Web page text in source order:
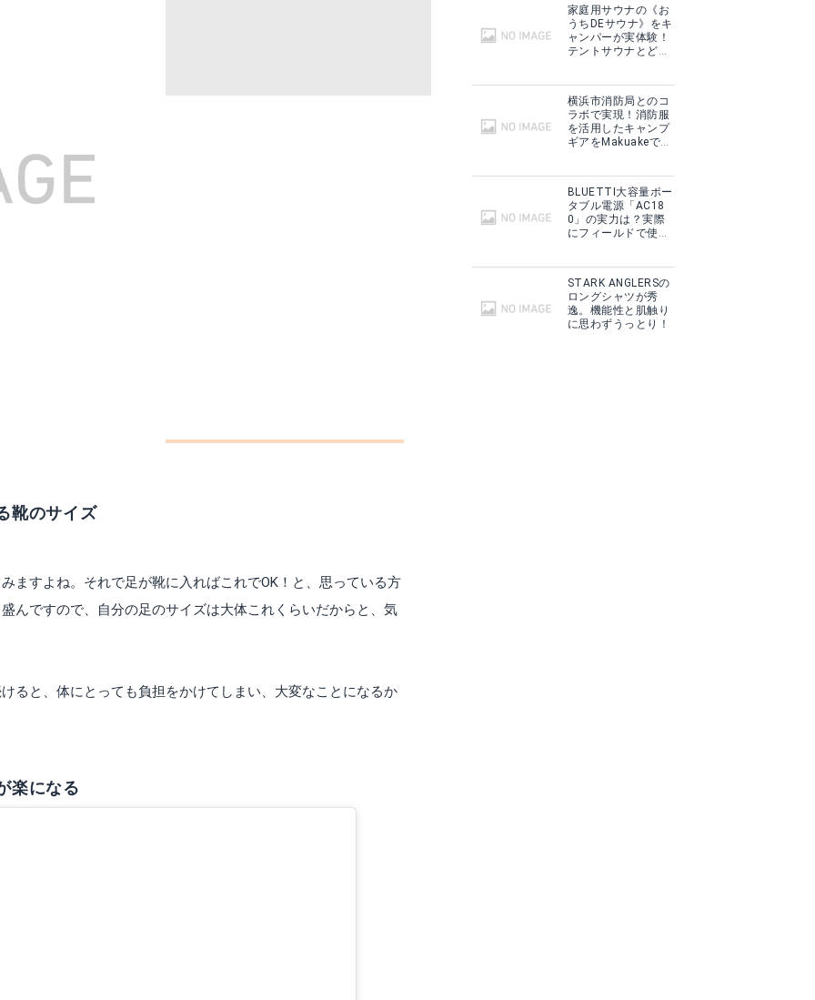
靴のサイズ
ますよね。それで足が靴に入ればこれでOK！と、思っている方
んですので、自分の足のサイズは大体これくらいだからと、気
ると、体にとっても負担をかけてしまい、大変なことになるか
楽になる
家庭用サウナの《お
うちDEサウナ》をキ
ャンパーが実体験！
テントサウナとどこ
横浜市消防局とのコ
ラボで実現！消防服
を活用したキャンプ
ギアをMakuakeで予
BLUETTI大容量ポー
タブル電源「AC18
0」の実力は？実際
にフィールドで使用
STARK ANGLERSの
ロングシャツが秀
逸。機能性と肌触り
に思わずうっとり！